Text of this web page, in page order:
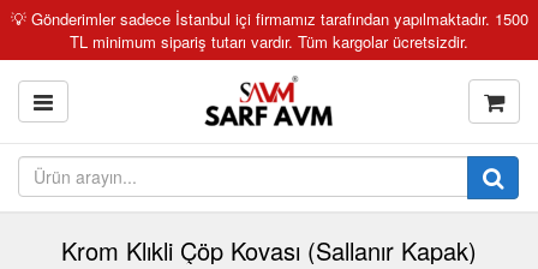
💡 Gönderimler sadece İstanbul içi firmamız tarafından yapılmaktadır. 1500
TL minimum sipariş tutarı vardır. Tüm kargolar ücretsizdir.
Krom Klıkli Çöp Kovası (Sallanır Kapak)